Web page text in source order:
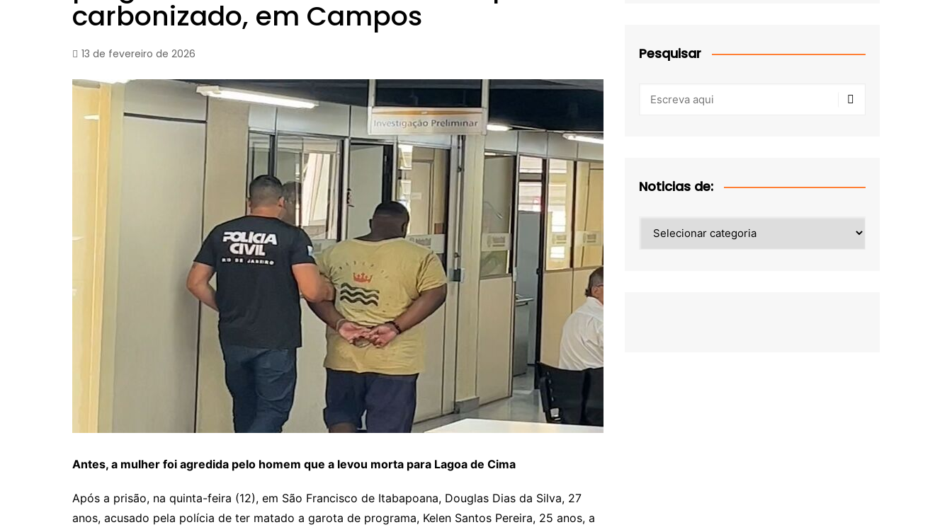
carbonizado, em Campos
13 de fevereiro de 2026
Antes, a mulher foi agredida pelo homem que a levou morta para Lagoa de Cima
Após a prisão, na quinta-feira (12), em São Francisco de Itabapoana, Douglas Dias da Silva, 27
anos, acusado pela polícia de ter matado a garota de programa, Kelen Santos Pereira, 25 anos, a
Pesquisar
Noticias de:
de: